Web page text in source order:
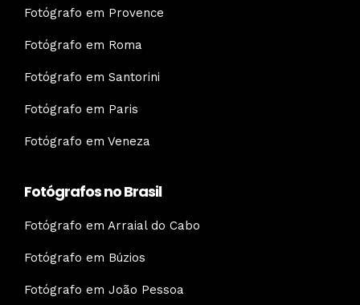
Fotógrafo em Provence
Fotógrafo em Roma
Fotógrafo em Santorini
Fotógrafo em Paris
Fotógrafo em Veneza
Fotógrafos no Brasil
Fotógrafo em Arraial do Cabo
Fotógrafo em Búzios
Fotógrafo em João Pessoa